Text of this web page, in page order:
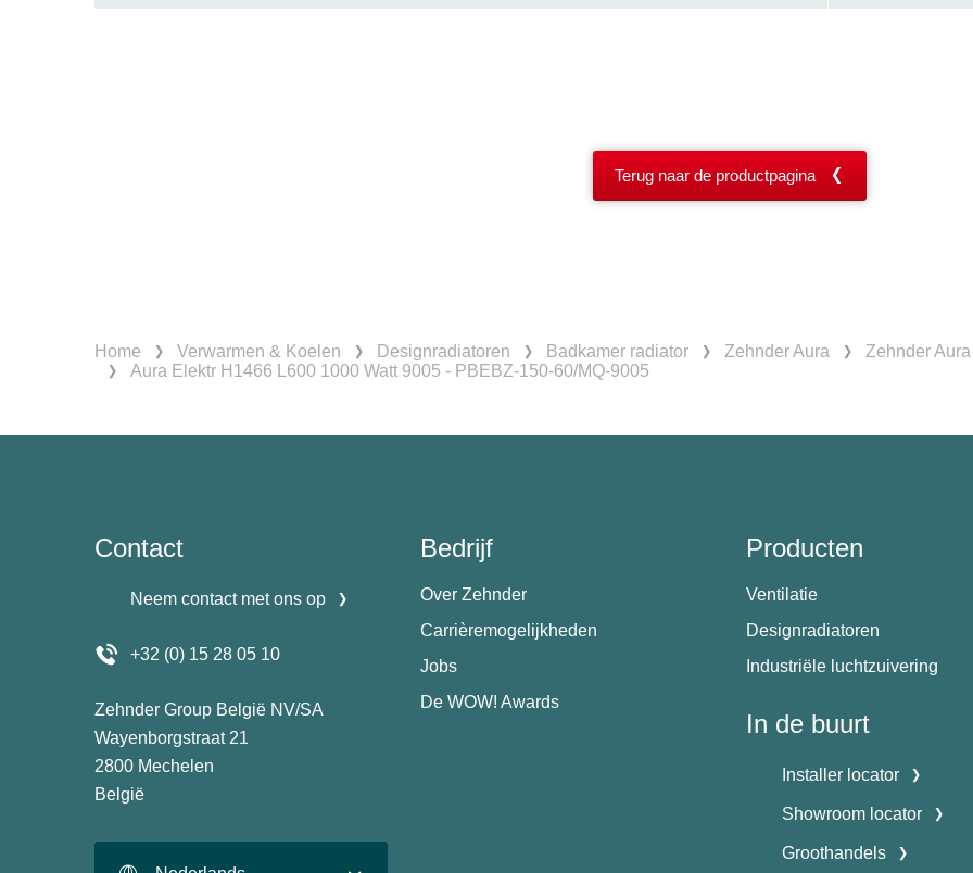
Terug naar de productpagina
Home Verwarmen & Koelen Designradiatoren Badkamer radiator Zehnder Aura
Zehnder
Aura Elektr H1466 L600 1000 Watt 9005 - PBEBZ-150-60/MQ-9005
Contact
Neem contact met ons op
+32 (0) 15 28 05 10
Zehnder Group België NV/SA
Wayenborgstraat 21
2800 Mechelen
België
Bedrijf
Over Zehnder
Carrièremogelijkheden
Jobs
De WOW! Awards
Producten
Ventilatie
Designradiatoren
Industriële luchtzuivering
In de buurt
Installer locator
Showroom locator
Groothandels